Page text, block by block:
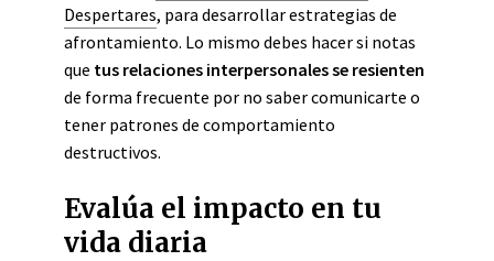
Despertares, para desarrollar estrategias de
afrontamiento. Lo mismo debes hacer si notas
que tus relaciones interpersonales se resienten
de forma frecuente por no saber comunicarte o
tener patrones de comportamiento
destructivos.
Evalúa el impacto en tu
vida diaria